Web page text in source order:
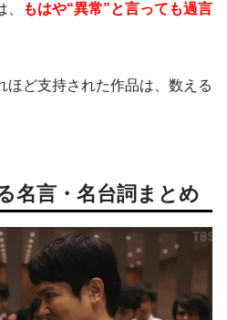
もはや“異常”と言っても過言
ほど支持された作品は、数える
名言・名台詞まとめ